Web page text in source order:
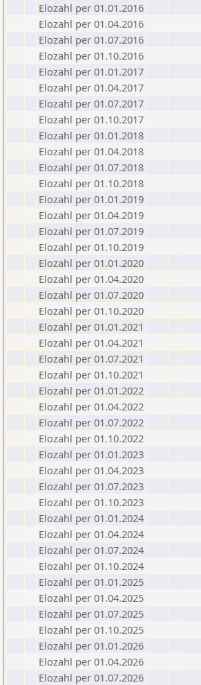
Elozahl per 01.01.2016
Elozahl per 01.04.2016
Elozahl per 01.07.2016
Elozahl per 01.10.2016
Elozahl per 01.01.2017
Elozahl per 01.04.2017
Elozahl per 01.07.2017
Elozahl per 01.10.2017
Elozahl per 01.01.2018
Elozahl per 01.04.2018
Elozahl per 01.07.2018
Elozahl per 01.10.2018
Elozahl per 01.01.2019
Elozahl per 01.04.2019
Elozahl per 01.07.2019
Elozahl per 01.10.2019
Elozahl per 01.01.2020
Elozahl per 01.04.2020
Elozahl per 01.07.2020
Elozahl per 01.10.2020
Elozahl per 01.01.2021
Elozahl per 01.04.2021
Elozahl per 01.07.2021
Elozahl per 01.10.2021
Elozahl per 01.01.2022
Elozahl per 01.04.2022
Elozahl per 01.07.2022
Elozahl per 01.10.2022
Elozahl per 01.01.2023
Elozahl per 01.04.2023
Elozahl per 01.07.2023
Elozahl per 01.10.2023
Elozahl per 01.01.2024
Elozahl per 01.04.2024
Elozahl per 01.07.2024
Elozahl per 01.10.2024
Elozahl per 01.01.2025
Elozahl per 01.04.2025
Elozahl per 01.07.2025
Elozahl per 01.10.2025
Elozahl per 01.01.2026
Elozahl per 01.04.2026
Elozahl per 01.07.2026